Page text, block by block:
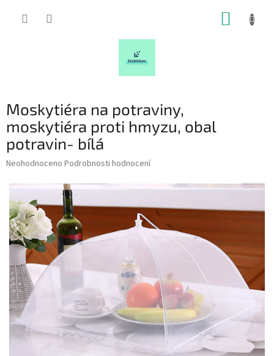
Moskytiéra na potraviny,
moskytiéra proti hmyzu, obal
potravin- bílá
Průměrné
produktu
je
0,0
z
5
hvězdiček.
Neohodnoceno Podrobnosti hodnocení